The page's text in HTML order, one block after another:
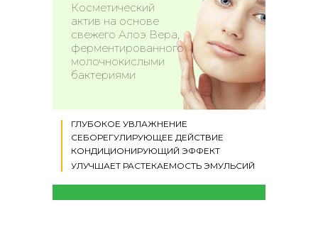
Косметический
актив на основе
свежего Алоэ Вера,
ферментированного
молочнокислыми
бактериями
ГЛУБОКОЕ УВЛАЖНЕНИЕ
СЕБОРЕГУЛИРУЮЩЕЕ ДЕЙСТВИЕ
КОНДИЦИОНИРУЮЩИЙ ЭФФЕКТ
УЛУЧШАЕТ РАСТЕКАЕМОСТЬ ЭМУЛЬСИЙ